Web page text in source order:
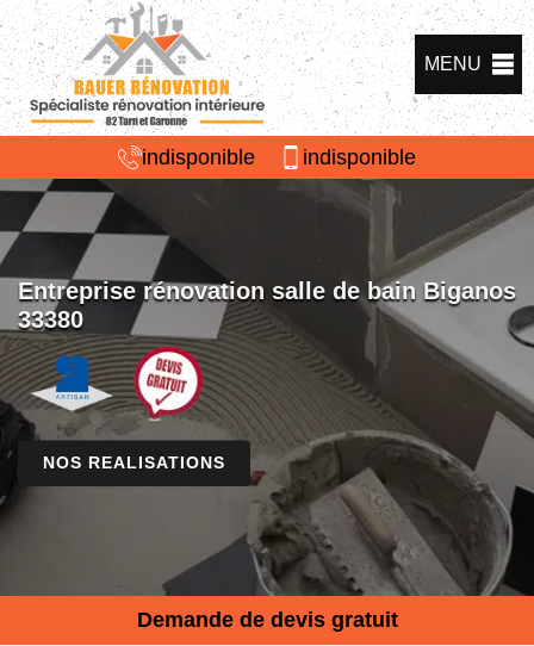
MENU
indisponible indisponible
Entreprise rénovation salle de bain Biganos
33380
NOS REALISATIONS
Demande de devis gratuit